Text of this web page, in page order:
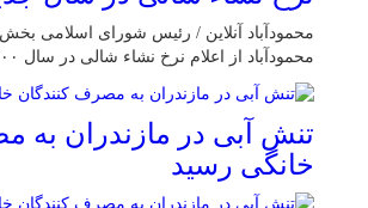
محمودآباد آنلاین / رئیس شورای اسلامی
محمودآباد از اعلام نرخ نشاء شالی در سال ۱۴۰۰ خبر داد.
تنش آبی در مازندران به
خانگی رسيد